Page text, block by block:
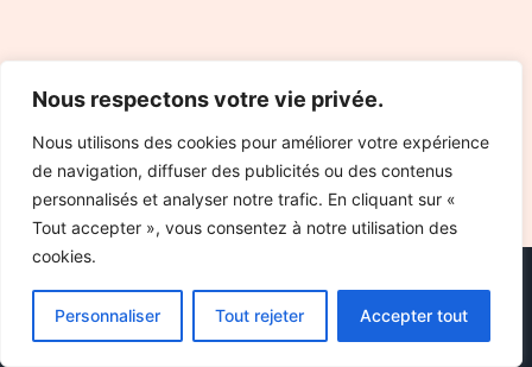
Nous respectons votre vie privée.
Nous utilisons des cookies pour améliorer votre expérience
de navigation, diffuser des publicités ou des contenus
personnalisés et analyser notre trafic. En cliquant sur «
Tout accepter », vous consentez à notre utilisation des
cookies.
Personnaliser Tout rejeter Accepter tout